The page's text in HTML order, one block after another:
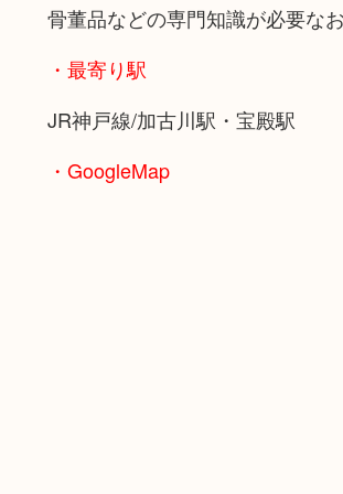
骨董品などの専門知識が必要な
・最寄り駅
JR神戸線/加古川駅・宝殿駅
・GoogleMap